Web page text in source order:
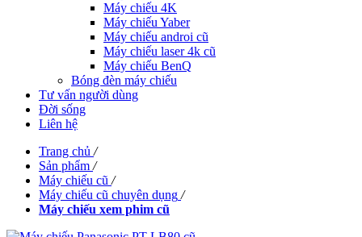
Máy chiếu 4K
Máy chiếu Yaber
Máy chiếu androi cũ
Máy chiếu laser 4k cũ
Máy chiếu BenQ
Bóng đèn máy chiếu
Tư vấn người dùng
Đời sống
Liên hệ
Trang chủ /
Sản phẩm /
Máy chiếu cũ /
Máy chiếu cũ chuyên dụng /
Máy chiếu xem phim cũ